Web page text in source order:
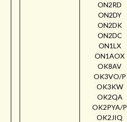
ON2RD
ON2DY
ON2DK
ON2DC
ON1LX
ON1AOX
OK8AV
OK3VO/P
OK3KW
OK2QA
OK2PYA/P
OK2JIQ